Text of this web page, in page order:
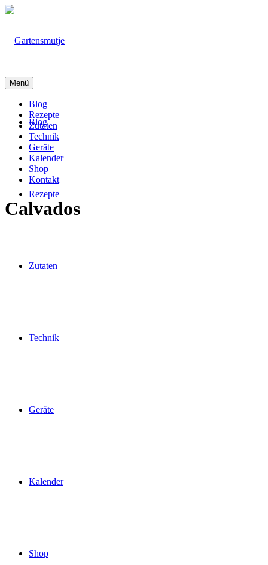
Blog
Rezepte
Zutaten
Technik
Geräte
Kalender
Shop
Menü
Blog
Rezepte
Zutaten
Technik
Geräte
Kalender
Shop
Kontakt
Calvados